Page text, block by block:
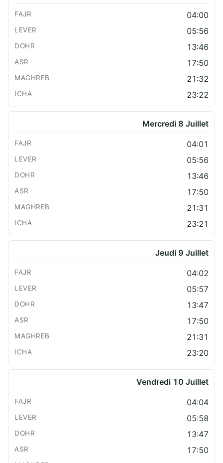
04:00
05:56
13:46
17:50
21:32
23:22
Mercredi 8 Juillet
04:01
05:56
13:46
17:50
21:31
23:21
Jeudi 9 Juillet
04:02
05:57
13:47
17:50
21:31
23:20
Vendredi 10 Juillet
04:04
05:58
13:47
17:50